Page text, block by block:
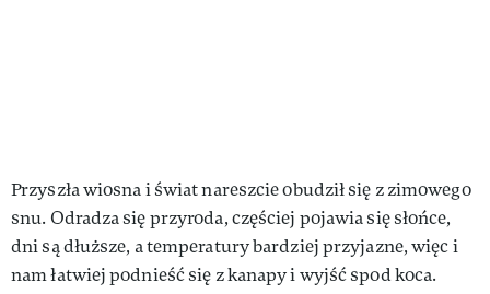
Przyszła wiosna i świat nareszcie obudził się z zimowego
snu. Odradza się przyroda, częściej pojawia się słońce,
dni są dłuższe, a temperatury bardziej przyjazne, więc i
nam łatwiej podnieść się z kanapy i wyjść spod koca.